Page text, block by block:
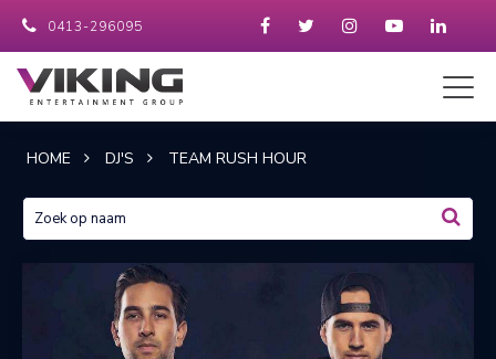
0413-296095
HOME DJ'S TEAM RUSH HOUR